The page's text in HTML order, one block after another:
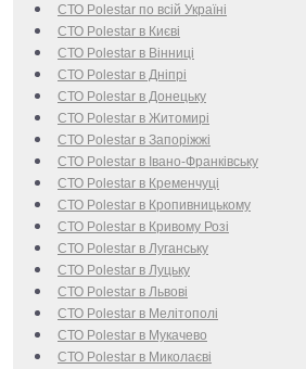
СТО Polestar по всій Україні
СТО Polestar в Києві
СТО Polestar в Вінниці
СТО Polestar в Дніпрі
СТО Polestar в Донецьку
СТО Polestar в Житомирі
СТО Polestar в Запоріжжі
СТО Polestar в Івано-Франківську
СТО Polestar в Кременчуці
СТО Polestar в Кропивницькому
СТО Polestar в Кривому Розі
СТО Polestar в Луганську
СТО Polestar в Луцьку
СТО Polestar в Львові
СТО Polestar в Мелітополі
СТО Polestar в Мукачево
СТО Polestar в Миколаєві